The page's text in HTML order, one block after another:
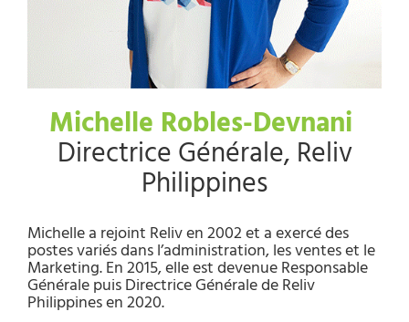
Michelle Robles-Devnani
Directrice Générale, Reliv
Philippines
Michelle a rejoint Reliv en 2002 et a exercé des
postes variés dans l’administration, les ventes et le
Marketing. En 2015, elle est devenue Responsable
Générale puis Directrice Générale de Reliv
Philippines en 2020.